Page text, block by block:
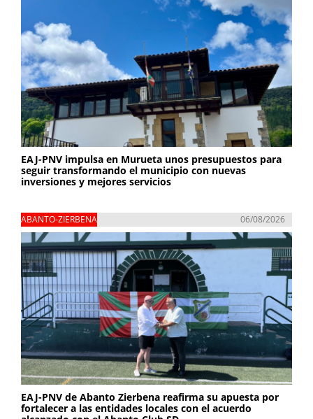
EAJ-PNV impulsa en Murueta unos presupuestos para
seguir transformando el municipio con nuevas
inversiones y mejores servicios
ABANTO-ZIERBENA 06/08/2026
EAJ-PNV de Abanto Zierbena reafirma su apuesta por
fortalecer a las entidades locales con el acuerdo